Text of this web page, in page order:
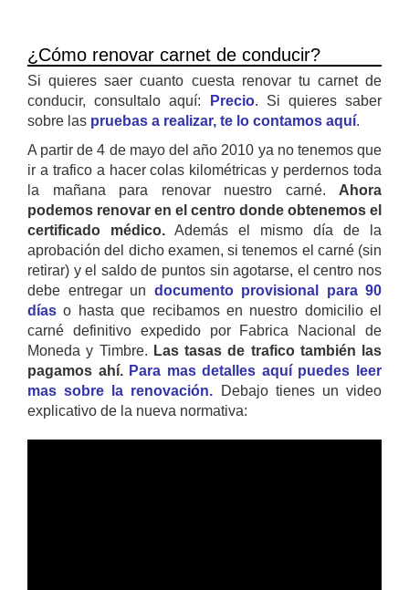
¿Cómo renovar carnet de conducir?
Si quieres saer cuanto cuesta renovar tu carnet de
conducir, consultalo aquí:
Precio. Si quieres saber
sobre las pruebas a realizar, te lo contamos aquí.
A partir de 4 de mayo del año 2010 ya no tenemos que
ir a trafico a hacer colas kilométricas y perdernos toda
la mañana para renovar nuestro carné. Ahora
podemos renovar en el centro donde obtenemos el
certificado médico. Además el mismo día de la
aprobación del dicho examen, si tenemos el carné (sin
retirar) y el saldo de puntos sin agotarse, el centro nos
debe entregar un documento provisional para 90
días o hasta que recibamos en nuestro domicilio el
carné definitivo expedido por Fabrica Nacional de
Moneda y Timbre. Las tasas de trafico también las
pagamos ahí. Para mas detalles aquí puedes leer
mas sobre la renovación. Debajo tienes un video
explicativo de la nueva normativa: